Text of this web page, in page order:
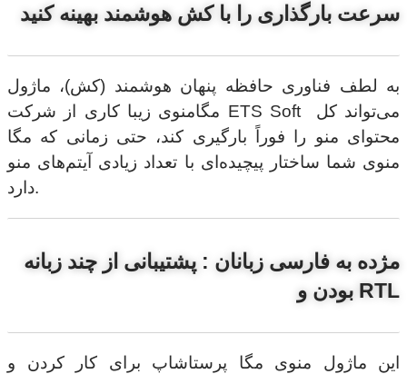
سرعت بارگذاری را با کش هوشمند بهینه کنید
به لطف فناوری حافظه پنهان هوشمند (کش)، ماژول
مگامنوی زیبا کاری از شرکت ETS Soft می‌تواند کل
محتوای منو را فوراً بارگیری کند، حتی زمانی که مگا
منوی شما ساختار پیچیده‌ای با تعداد زیادی آیتم‌های منو
دارد.
مژده به فارسی زبانان : پشتیبانی از چند زبانه
بودن و RTL
این ماژول منوی مگا پرستاشاپ برای کار کردن و